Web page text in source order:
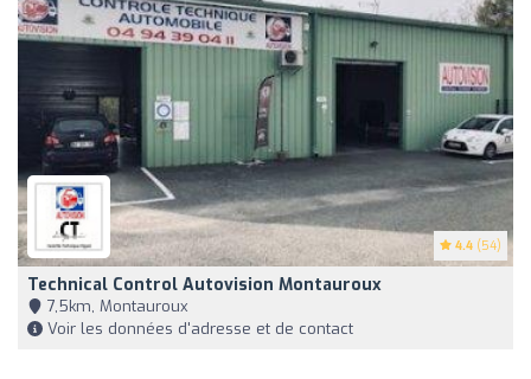
4.4 (54)
Technical Control Autovision Montauroux
7,5km, Montauroux
Voir les données d'adresse et de contact